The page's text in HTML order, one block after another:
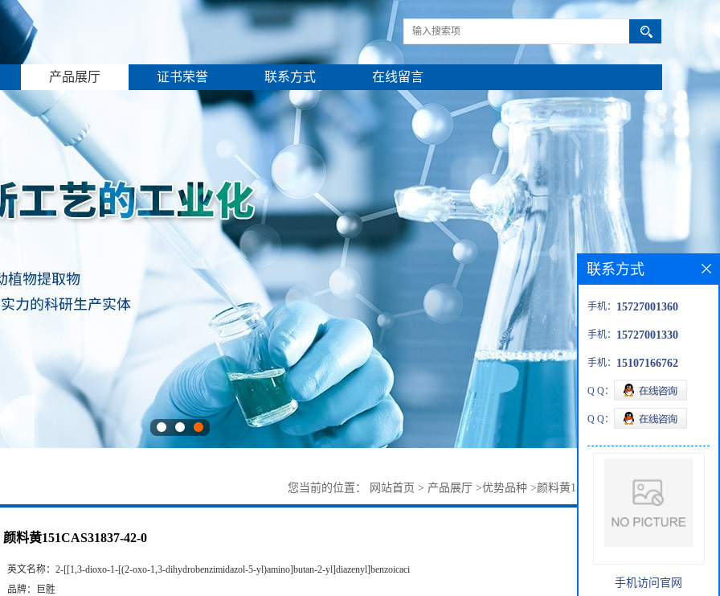
产品展厅 证书荣誉 联系方式 在线留言
您当前的位置： 网站首页 > 产品展厅 >优势品种 >颜料黄151CAS31837-42-0
颜料黄151CAS31837-42-0
英文名称： 2-[[1,3-dioxo-1-[(2-oxo-1,3-dihydrobenzimidazol-5-yl)amino]butan-2-yl]diazenyl]benzoicaci
品牌：
巨胜
联系方式
手机： 15727001360
手机： 15727001330
手机： 15107166762
Q Q：
Q Q：
手机访问官网